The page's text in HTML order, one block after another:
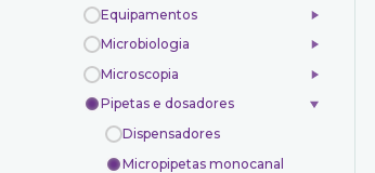
Equipamentos
Microbiologia
Microscopia
Pipetas e dosadores
Dispensadores
Micropipetas monocanal